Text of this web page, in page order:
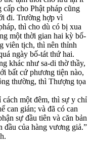
cho Phật pháp cũng
đi. Trường hợp vì
thì cho dù có bị xua
một thời gian hai kỳ bố-
viên tịch, thì nên thỉnh
ngày bố-tát thứ hai.
khác như sa-di thờ thầy,
bất cứ phương tiện nào,
thường, thì Thượng tọa
một đêm, thì sự y chỉ
can gián; và đã có can
sự đầu tiên và căn bản
đầu của hàng vương giả.”